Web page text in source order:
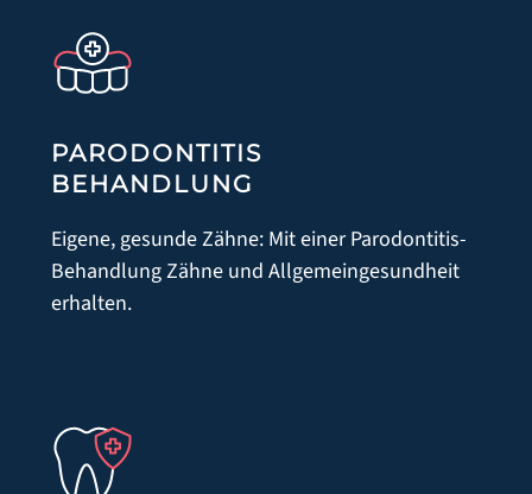
PARODONTITIS
BEHANDLUNG
Eigene, gesunde Zähne: Mit einer Parodontitis-
Behandlung Zähne und Allgemeingesundheit
erhalten.